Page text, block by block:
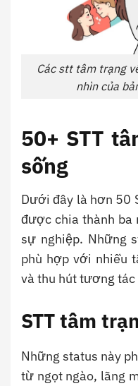
Các stt tâm trạng
nhìn của
50+ STT
sống
Dưới đây là hơn 50
được chia thành ba
sự nghiệp. Những
phù hợp với nhiều
và thu hút tương
STT tâm
Những status này
từ ngọt ngào, lãng